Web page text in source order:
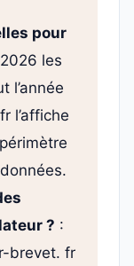
pour
les
l’année
l’affiche
? :
brevet. fr